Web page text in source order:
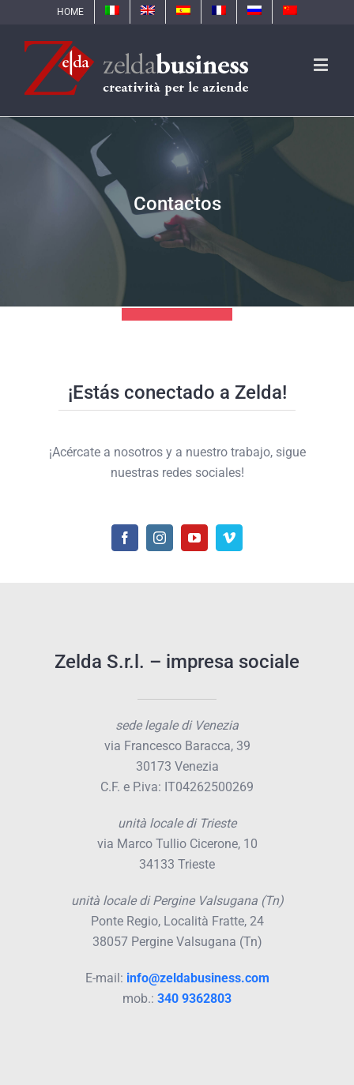
HOME
Contactos
¡Estás conectado a Zelda!
¡Acércate a nosotros y a nuestro trabajo, sigue
nuestras redes sociales!
Zelda S.r.l. – impresa sociale
sede legale di Venezia
via Francesco Baracca, 39
30173 Venezia
C.F. e P.iva: IT04262500269
unità locale di Trieste
via Marco Tullio Cicerone, 10
34133 Trieste
unità locale di Pergine Valsugana (Tn)
Ponte Regio, Località Fratte, 24
38057 Pergine Valsugana (Tn)
E-mail: info@zeldabusiness.com
mob.: 340 9362803